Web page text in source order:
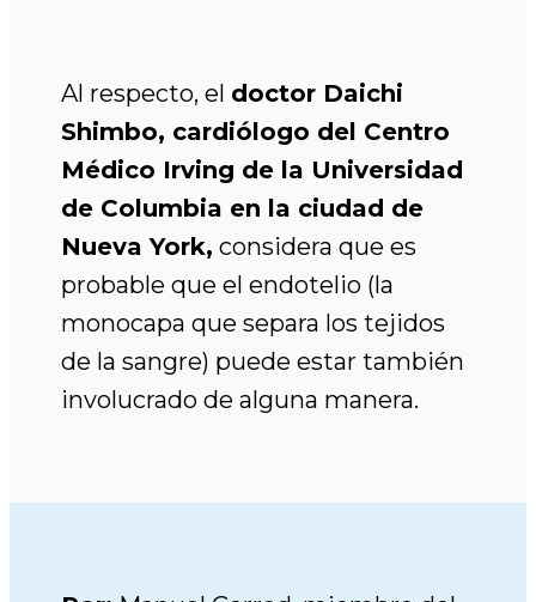
Al respecto, el doctor Daichi
Shimbo, cardiólogo del Centro
Médico Irving de la Universidad
de Columbia en la ciudad de
Nueva York, considera que es
probable que el endotelio (la
monocapa que separa los tejidos
de la sangre) puede estar también
involucrado de alguna manera.